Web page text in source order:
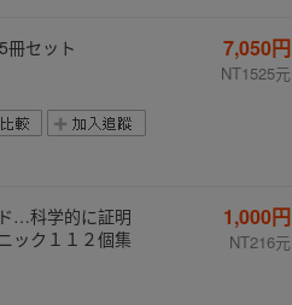
冊セット 7,050円
NT1525元
…科学的に証明
ック１１２個集
1,000円
NT216元